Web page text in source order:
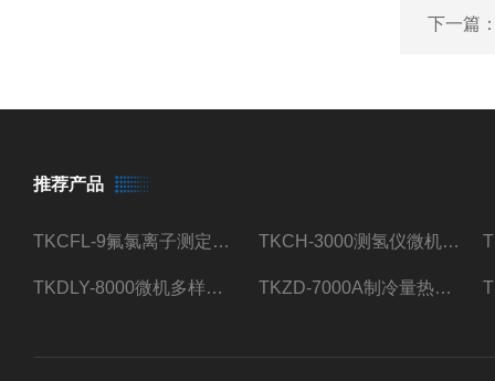
下一篇
推荐产品
TKCFL-9氟氯离子测定仪自动煤质检测 TKCH-3000测氢仪微机氢元素测定煤质检测
TKDLY-8000微机多样测硫仪自动定硫仪化验室硫含量测定 TKZD-7000A制冷量热仪自动升降热值仪煤质检测